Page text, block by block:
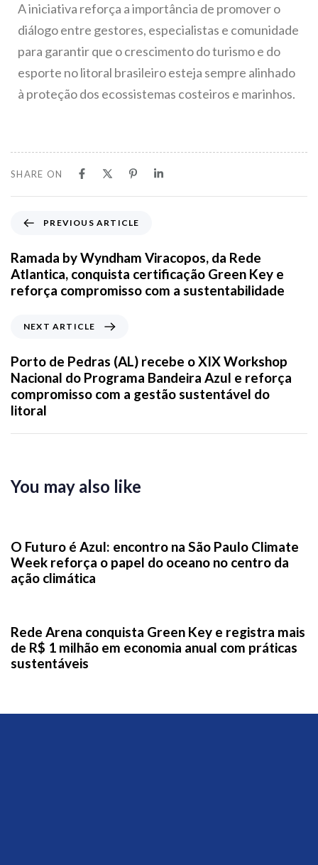
A iniciativa reforça a importância de promover o
diálogo entre gestores, especialistas e comunidade
para garantir que o crescimento do turismo e do
esporte no litoral brasileiro esteja sempre alinhado
à proteção dos ecossistemas costeiros e marinhos.
SHARE ON
PREVIOUS ARTICLE
Ramada by Wyndham Viracopos, da Rede
Atlantica, conquista certificação Green Key e
reforça compromisso com a sustentabilidade
NEXT ARTICLE
Porto de Pedras (AL) recebe o XIX Workshop
Nacional do Programa Bandeira Azul e reforça
compromisso com a gestão sustentável do
litoral
You may also like
O Futuro é Azul: encontro na São Paulo Climate
Week reforça o papel do oceano no centro da
ação climática
Rede Arena conquista Green Key e registra mais
de R$ 1 milhão em economia anual com práticas
sustentáveis